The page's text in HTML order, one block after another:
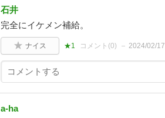
石井
完全にイケメン補給。
ナイス ★1 コメント(0) 2024/02/17
a-ha